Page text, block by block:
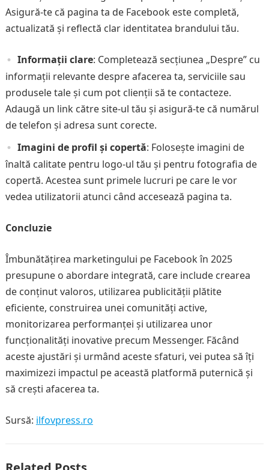
Asigură-te că pagina ta de Facebook este completă,
actualizată și reflectă clar identitatea brandului tău.
Informații clare: Completează secțiunea „Despre” cu
informații relevante despre afacerea ta, serviciile sau
produsele tale și cum pot clienții să te contacteze.
Adaugă un link către site-ul tău și asigură-te că numărul
de telefon și adresa sunt corecte.
Imagini de profil și copertă: Folosește imagini de
înaltă calitate pentru logo-ul tău și pentru fotografia de
copertă. Acestea sunt primele lucruri pe care le vor
vedea utilizatorii atunci când accesează pagina ta.
Concluzie
Îmbunătățirea marketingului pe Facebook în 2025
presupune o abordare integrată, care include crearea
de conținut valoros, utilizarea publicității plătite
eficiente, construirea unei comunități active,
monitorizarea performanței și utilizarea unor
funcționalități inovative precum Messenger. Făcând
aceste ajustări și urmând aceste sfaturi, vei putea să îți
maximizezi impactul pe această platformă puternică și
să crești afacerea ta.
Sursă: ilfovpress.ro